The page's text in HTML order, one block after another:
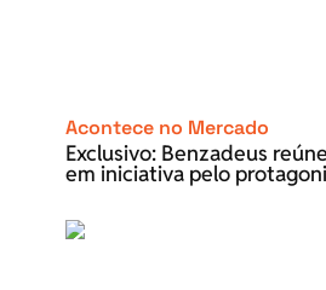
Acontece no Mercado
Exclusivo: Benzadeus
em iniciativa pelo